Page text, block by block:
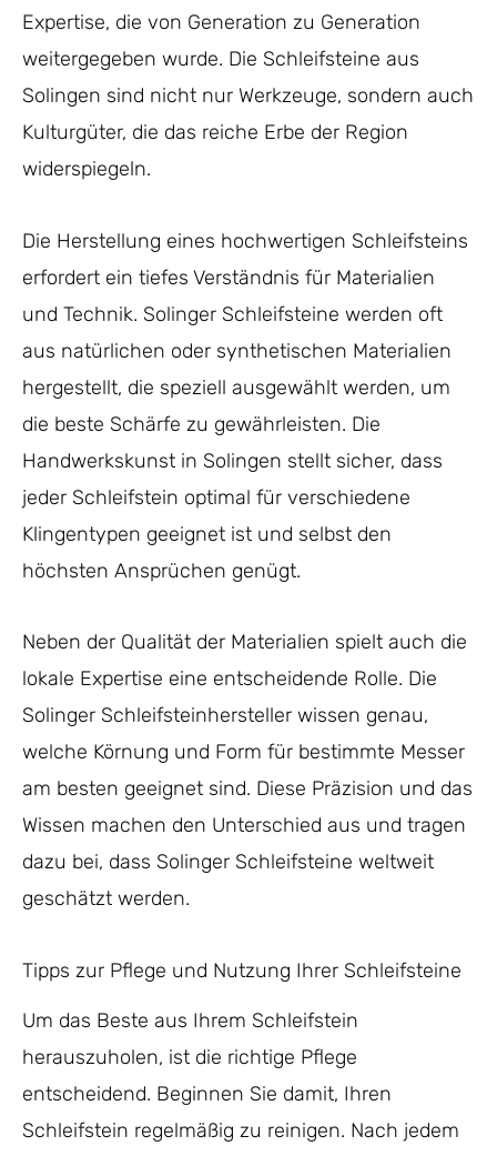
Expertise, die von Generation zu Generation
weitergegeben wurde. Die Schleifsteine aus
Solingen sind nicht nur Werkzeuge, sondern auch
Kulturgüter, die das reiche Erbe der Region
widerspiegeln.
Die Herstellung eines hochwertigen Schleifsteins
erfordert ein tiefes Verständnis für Materialien
und Technik. Solinger Schleifsteine werden oft
aus natürlichen oder synthetischen Materialien
hergestellt, die speziell ausgewählt werden, um
die beste Schärfe zu gewährleisten. Die
Handwerkskunst in Solingen stellt sicher, dass
jeder Schleifstein optimal für verschiedene
Klingentypen geeignet ist und selbst den
höchsten Ansprüchen genügt.
Neben der Qualität der Materialien spielt auch die
lokale Expertise eine entscheidende Rolle. Die
Solinger Schleifsteinhersteller wissen genau,
welche Körnung und Form für bestimmte Messer
am besten geeignet sind. Diese Präzision und das
Wissen machen den Unterschied aus und tragen
dazu bei, dass Solinger Schleifsteine weltweit
geschätzt werden.
Tipps zur Pflege und Nutzung Ihrer Schleifsteine
Um das Beste aus Ihrem Schleifstein
herauszuholen, ist die richtige Pflege
entscheidend. Beginnen Sie damit, Ihren
Schleifstein regelmäßig zu reinigen. Nach jedem